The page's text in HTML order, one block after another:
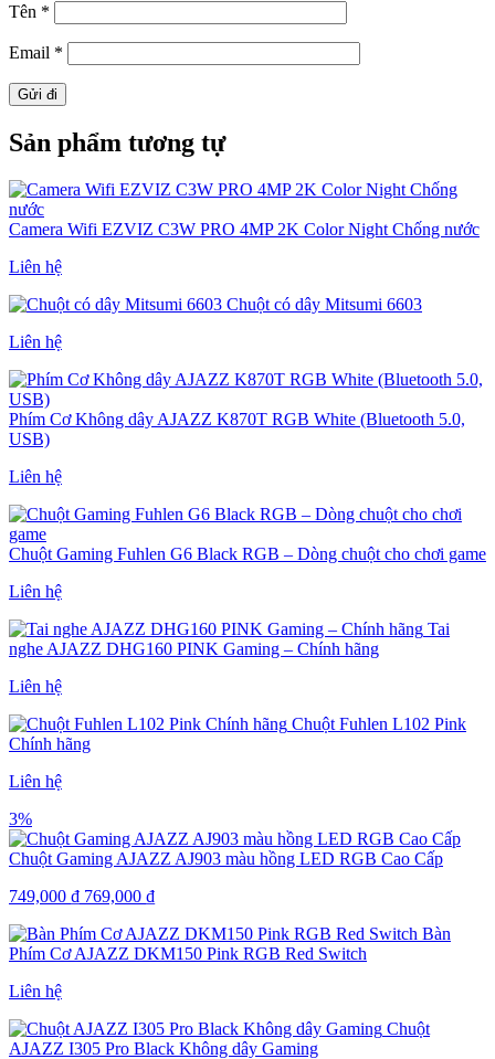
Tên *
Email *
Sản phẩm tương tự
Camera Wifi EZVIZ C3W PRO 4MP 2K Color Night Chống nước
Liên hệ
Chuột có dây Mitsumi 6603
Liên hệ
Phím Cơ Không dây AJAZZ K870T RGB White (Bluetooth 5.0,
USB)
Liên hệ
Chuột Gaming Fuhlen G6 Black RGB – Dòng chuột cho chơi game
Liên hệ
Tai
nghe AJAZZ DHG160 PINK Gaming – Chính hãng
Liên hệ
Chuột Fuhlen L102 Pink
Chính hãng
Liên hệ
3%
Chuột Gaming AJAZZ AJ903 màu hồng LED RGB Cao Cấp
749,000 ₫ 769,000 ₫
Bàn
Phím Cơ AJAZZ DKM150 Pink RGB Red Switch
Liên hệ
Chuột
AJAZZ I305 Pro Black Không dây Gaming